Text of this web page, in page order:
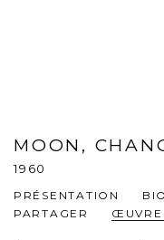
MOON,
1960
PRÉSENTATION
PARTAGER